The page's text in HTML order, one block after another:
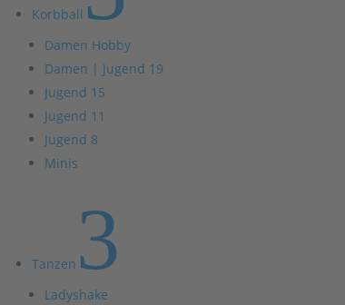
Korbball
Damen Hobby
Damen | Jugend 19
Jugend 15
Jugend 11
Jugend 8
Minis
Tanzen 3
Ladyshake